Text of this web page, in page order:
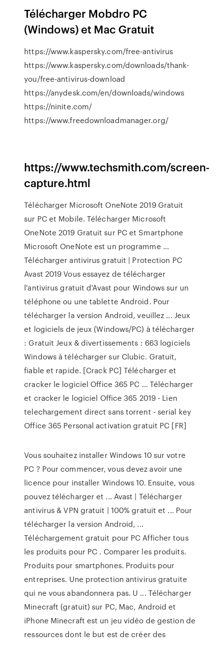
Télécharger Mobdro PC
(Windows) et Mac Gratuit
https://www.kaspersky.com/free-antivirus
https://www.kaspersky.com/downloads/thank-
you/free-antivirus-download
https://anydesk.com/en/downloads/windows
https://ninite.com/
https://www.freedownloadmanager.org/
https://www.techsmith.com/screen-
capture.html
Télécharger Microsoft OneNote 2019 Gratuit
sur PC et Mobile. Télécharger Microsoft
OneNote 2019 Gratuit sur PC et Smartphone
Microsoft OneNote est un programme ...
Télécharger antivirus gratuit | Protection PC
Avast 2019 Vous essayez de télécharger
l'antivirus gratuit d'Avast pour Windows sur un
téléphone ou une tablette Android. Pour
télécharger la version Android, veuillez ... Jeux
et logiciels de jeux (Windows/PC) à télécharger
: Gratuit Jeux & divertissements : 663 logiciels
Windows à télécharger sur Clubic. Gratuit,
fiable et rapide. [Crack PC] Télécharger et
cracker le logiciel Office 365 PC ... Télécharger
et cracker le logiciel Office 365 2019 - Lien
telechargement direct sans torrent - serial key
Office 365 Personal activation gratuit PC [FR]
Vous souhaitez installer Windows 10 sur votre
PC ? Pour commencer, vous devez avoir une
licence pour installer Windows 10. Ensuite, vous
pouvez télécharger et ... Avast | Télécharger
antivirus & VPN gratuit | 100% gratuit et ... Pour
télécharger la version Android, ...
Téléchargement gratuit pour PC Afficher tous
les produits pour PC . Comparer les produits.
Produits pour smartphones. Produits pour
entreprises. Une protection antivirus gratuite
qui ne vous abandonnera pas. U ... Télécharger
Minecraft (gratuit) sur PC, Mac, Android et
iPhone Minecraft est un jeu vidéo de gestion de
ressources dont le but est de créer des